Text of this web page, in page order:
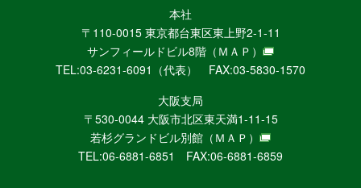
産
業
新
聞
社
ニ
ュ
ー
本社
〒110-0015 東京都台東区東上野2-1-11
サンフィールドビル8階 （ＭＡＰ）
TEL:03-6231-6091（代表） FAX:03-5830-1570
大阪支局
〒530-0044 大阪市北区東天満1-11-15
若杉グランドビル別館 （ＭＡＰ）
TEL:06-6881-6851 FAX:06-6881-6859